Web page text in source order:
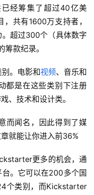
经筹集了超过40亿美
共有1600万支持者，
超过300个（具体数字
款纪录。
。电影和视频、音乐和
都是在这些类别下注册
、技术和设计类。
而闻名，因此得到了媒
就能让你进入前36%
更多的机会，通
。它可以在200多个国
个类别，而Kickstarter